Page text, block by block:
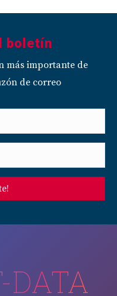
boletín
más importante de
de correo
DATA